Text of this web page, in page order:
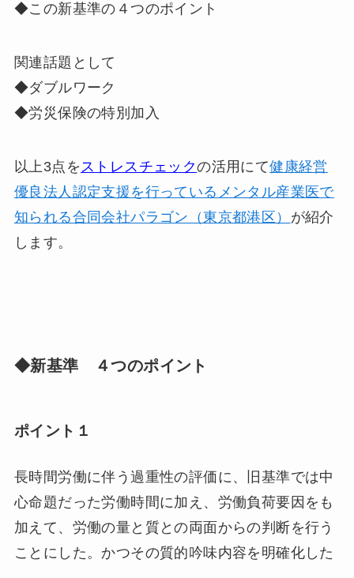
◆この新基準の４つのポイント
関連話題として
◆ダブルワーク
◆労災保険の特別加入
以上3点をストレスチェックの活用にて健康経営
優良法人認定支援を行っているメンタル産業医で
知られる合同会社パラゴン（東京都港区） が紹介
します。
◆新基準 ４つのポイント
ポイント１
長時間労働に伴う過重性の評価に、旧基準では中
心命題だった労働時間に加え、労働負荷要因をも
加えて、労働の量と質との両面からの判断を行う
ことにした。かつその質的吟味内容を明確化した